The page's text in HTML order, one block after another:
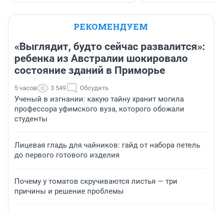
РЕКОМЕНДУЕМ
«Выглядит, будто сейчас развалится»:
ребенка из Австралии шокировало
состояние зданий в Приморье
5 часов 3 549 Обсудить
Ученый в изгнании: какую тайну хранит могила
профессора уфимского вуза, которого обожали
студенты
Лицевая гладь для чайников: гайд от набора петель
до первого готового изделия
Почему у томатов скручиваются листья — три
причины и решение проблемы